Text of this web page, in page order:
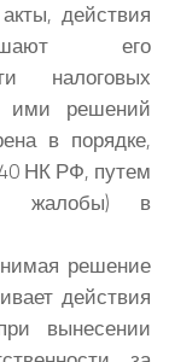
действия
его
налоговых
ими решений
в порядке,
НК РФ, путем
жалобы) в
решение
действия
вынесении